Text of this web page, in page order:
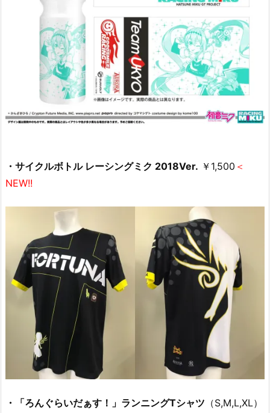
・サイクルボトル レーシングミク 2018Ver. ￥1,500 ＜
NEW!!
・「ろんぐらいだぁす！」ランニングTシャツ （S,M,L,XL）